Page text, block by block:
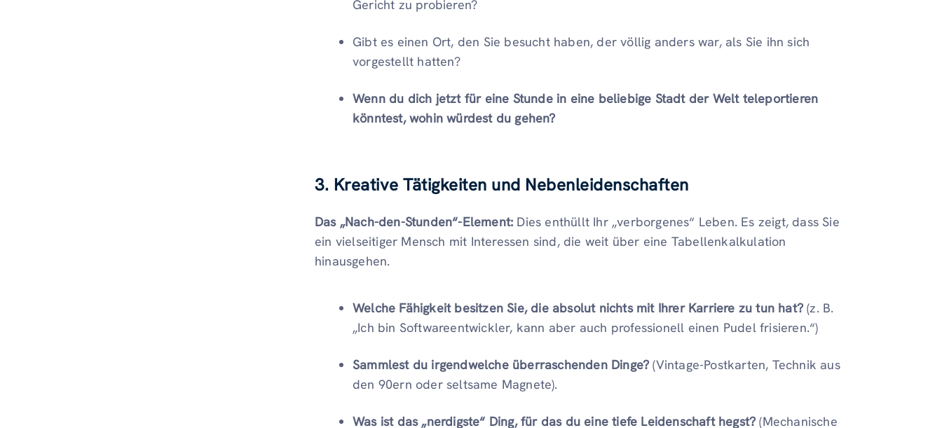
Gericht zu probieren?
Gibt es einen Ort, den Sie besucht haben, der völlig anders war, als Sie ihn sich
vorgestellt hatten?
Wenn du dich jetzt für eine Stunde in eine beliebige Stadt der Welt teleportieren
könntest, wohin würdest du gehen?
3. Kreative Tätigkeiten und Nebenleidenschaften
Das „Nach-den-Stunden“-Element: Dies enthüllt Ihr „verborgenes“ Leben. Es zeigt, dass Sie
ein vielseitiger Mensch mit Interessen sind, die weit über eine Tabellenkalkulation
hinausgehen.
Welche Fähigkeit besitzen Sie, die absolut nichts mit Ihrer Karriere zu tun hat? (z. B.
„Ich bin Softwareentwickler, kann aber auch professionell einen Pudel frisieren.“)
Sammlest du irgendwelche überraschenden Dinge? (Vintage-Postkarten, Technik aus
den 90ern oder seltsame Magnete).
Was ist das „nerdigste“ Ding, für das du eine tiefe Leidenschaft hegst? (Mechanische